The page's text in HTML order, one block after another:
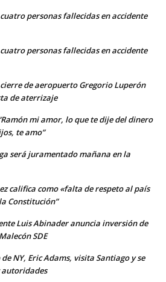
personas fallecidas en accidente
personas fallecidas en accidente
de aeropuerto Gregorio Luperón
de aterrizaje
mi amor, lo que te dije del dinero
te amo”
será juramentado mañana en la
califica como «falta de respeto al país
Constitución”
Luis Abinader anuncia inversión de
SDE
NY, Eric Adams, visita Santiago y se
autoridades